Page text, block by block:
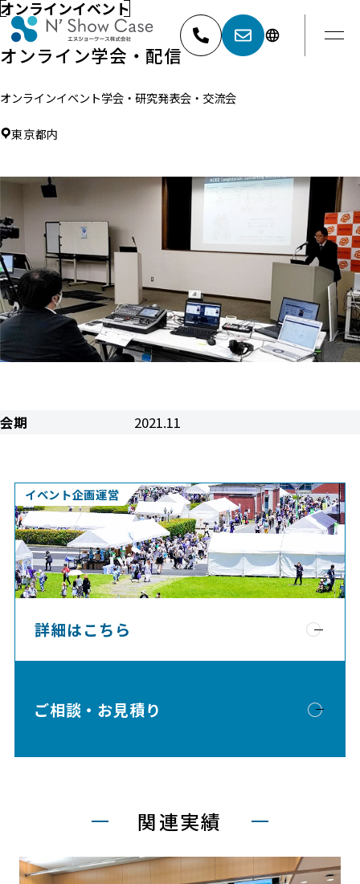
オンラインイベント
オンライン学会・配信
オンラインイベント学会・研究発表会・交流会
東京都内
会期 2021.11
イベント企画運営
詳細はこちら
ご相談・お見積り
関連実績